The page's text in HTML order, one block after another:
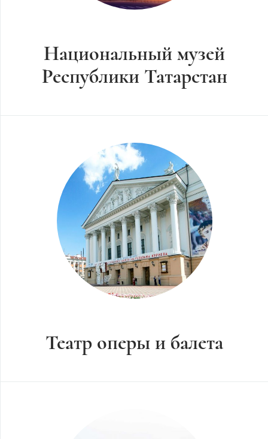
Национальный музей
Республики Татарстан
Театр оперы и балета